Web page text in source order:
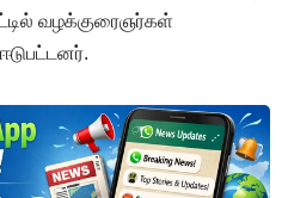
வழக்குரைஞர்கள்